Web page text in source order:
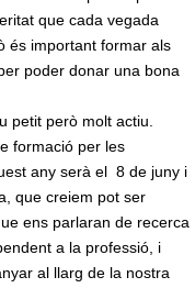
que cada vegada
és important formar als
poder donar una bona
petit però molt actiu.
formació per les
any serà el 8 de juny i
que creiem pot ser
ens parlaran de recerca
a la professió, i
al llarg de la nostra